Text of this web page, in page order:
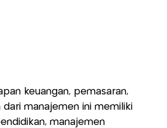
keuangan, pemasaran,
manajemen ini memiliki
manajemen